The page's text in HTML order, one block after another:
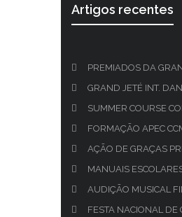
Artigos recentes
PREMIADOS DA
GRAND JETÉ INT.
SUMMER COURSE
FORMAÇÃO APEC
AÇÃO DE GRAÇAS
MANUAIS
AUDIÇÃO MUSICAL
FESTA NACIONAL DE